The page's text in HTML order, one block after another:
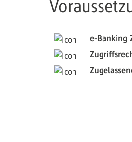
e-Banking